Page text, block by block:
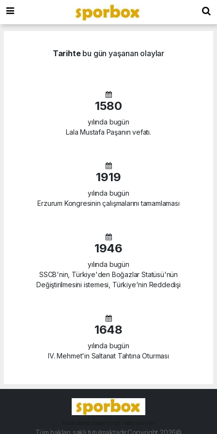
Tarihtebu gün yaşanan olaylar
1580
yılında bugün
Lala Mustafa Paşanın vefatı.
1919
yılında bugün
Erzurum Kongresinin çalışmalarını tamamlaması
1946
yılında bugün
SSCB'nin, Türkiye'den Boğazlar Statüsü'nün
Değiştirilmesini istemesi, Türkiye'nin Reddedişi
1648
yılında bugün
IV. Mehmet'in Saltanat Tahtına Oturması